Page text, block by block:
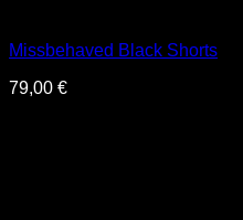
Missbehaved Black Shorts
79,00 €